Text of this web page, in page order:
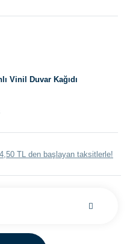
Vinil Duvar Kağıdı
TL den başlayan taksitlerle!